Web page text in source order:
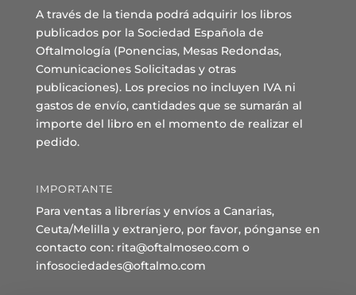
A través de la tienda podrá adquirir los libros
publicados por la Sociedad Española de
Oftalmología (Ponencias, Mesas Redondas,
Comunicaciones Solicitadas y otras
publicaciones). Los precios no incluyen IVA ni
gastos de envío, cantidades que se sumarán al
importe del libro en el momento de realizar el
pedido.
IMPORTANTE
Para ventas a librerías y envíos a Canarias,
Ceuta/Melilla y extranjero, por favor, pónganse en
contacto con: rita@oftalmoseo.com o
infosociedades@oftalmo.com